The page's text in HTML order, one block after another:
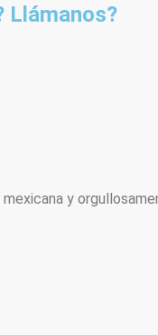
Llámanos?
y